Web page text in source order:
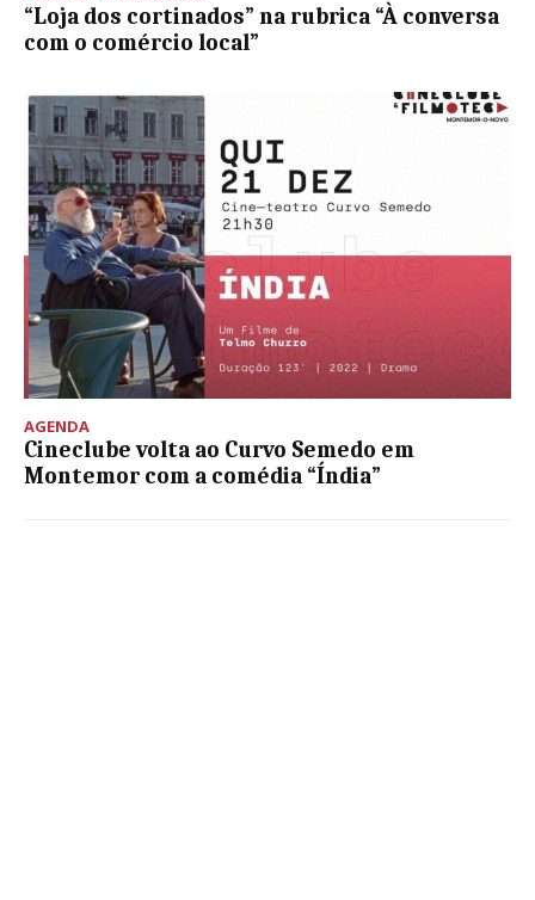
“Loja dos cortinados” na rubrica “À conversa
com o comércio local”
AGENDA
Cineclube volta ao Curvo Semedo em
Montemor com a comédia “Índia”